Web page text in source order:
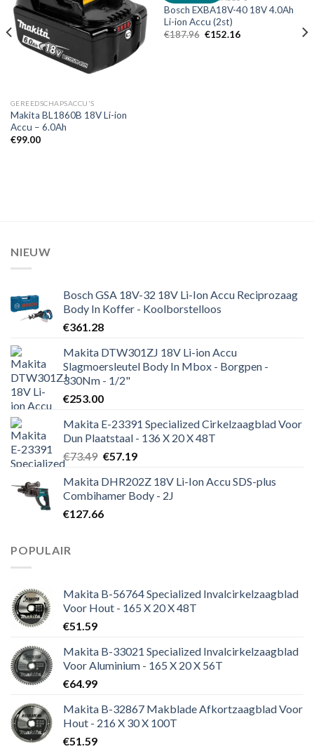
Toevoegen
aan
verlanglijst
GEREEDSCHAPSACCU'S
Makita BL1860B 18V Li-ion
Accu – 6.0Ah
€99.00
Toevoegen
Bosch EXBA18V-40 18V 4.0Ah
Li-ion Accu (2st)
€187.96 Oorspronkelijke
€152.16Huidige
NIEUW
Bosch GSA 18V-32 18V Li-Ion Accu Reciprozaag
Body In Koffer - Koolborstelloos
€361.28
Makita DTW301ZJ 18V Li-ion Accu
Slagmoersleutel Body In Mbox - Borgpen -
330Nm - 1/2"
€253.00
Makita E-23391 Specialized Cirkelzaagblad Voor
Dun Plaatstaal - 136 X 20 X 48T
€73.49 Oorspronkelijke
was:
€73.49.
€57.19Huidige
is:
€57.19.
Makita DHR202Z 18V Li-Ion Accu SDS-plus
Combihamer Body - 2J
€127.66
POPULAIR
Makita B-56764 Specialized Invalcirkelzaagblad
Voor Hout - 165 X 20 X 48T
€51.59
Makita B-33021 Specialized Invalcirkelzaagblad
Voor Aluminium - 165 X 20 X 56T
€64.99
Makita B-32867 Makblade Afkortzaagblad Voor
Hout - 216 X 30 X 100T
€51.59